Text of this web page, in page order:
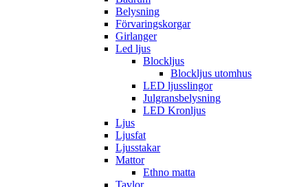
Belysning
Förvaringskorgar
Girlanger
Led ljus
Blockljus
Blockljus utomhus
LED ljusslingor
Julgransbelysning
LED Kronljus
Ljus
Ljusfat
Ljusstakar
Mattor
Ethno matta